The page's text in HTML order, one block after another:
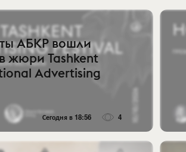
АБКР вошли
жюри Tashkent
Advertising
Сегодня в 18:56 4